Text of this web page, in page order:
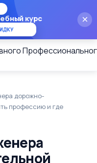
×
курс
дорожно-
профессию и где